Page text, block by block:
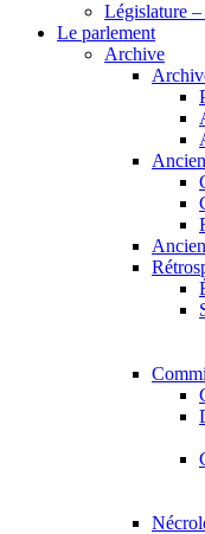
Législature –
Le parlement
Archive